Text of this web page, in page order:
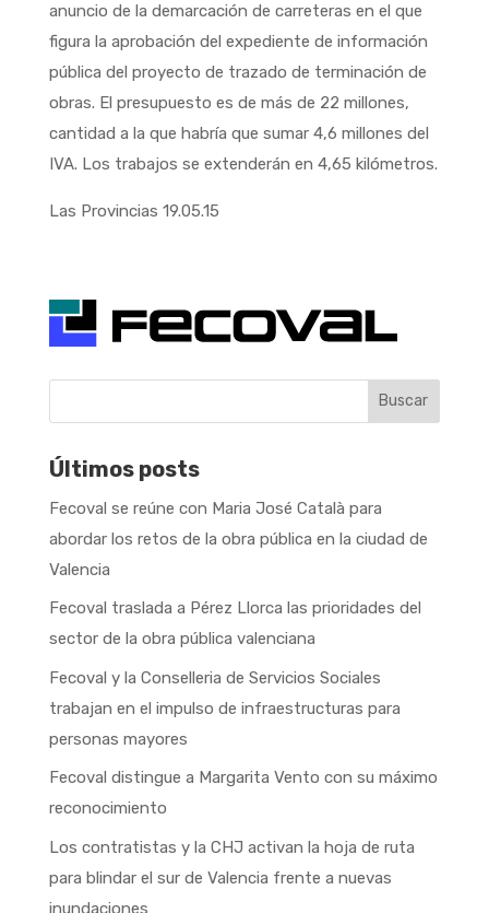
anuncio de la demarcación de carreteras en el que
figura la aprobación del expediente de información
pública del proyecto de trazado de terminación de
obras. El presupuesto es de más de 22 millones,
cantidad a la que habría que sumar 4,6 millones del
IVA. Los trabajos se extenderán en 4,65 kilómetros.
Las Provincias 19.05.15
Buscar
Últimos posts
Fecoval se reúne con Maria José Català para
abordar los retos de la obra pública en la ciudad de
Valencia
Fecoval traslada a Pérez Llorca las prioridades del
sector de la obra pública valenciana
Fecoval y la Conselleria de Servicios Sociales
trabajan en el impulso de infraestructuras para
personas mayores
Fecoval distingue a Margarita Vento con su máximo
reconocimiento
Los contratistas y la CHJ activan la hoja de ruta
para blindar el sur de Valencia frente a nuevas
inundaciones